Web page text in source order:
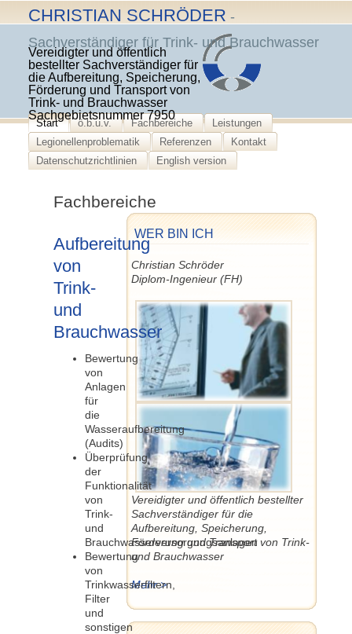
to
content
CHRISTIAN SCHRÖDER -
Sachverständiger für Trink- und Brauchwasser
Vereidigter und öffentlich
bestellter Sachverständiger für
die Aufbereitung, Speicherung,
Förderung und Transport von
Trink- und Brauchwasser
Sachgebietsnummer 7950
Start ö.b.u.v. Fachbereiche
Leistungen
Legionellenproblematik
Referenzen
Kontakt
Datenschutzrichtlinien
English version
WER BIN ICH
Christian Schröder
Diplom-Ingenieur (FH)
Vereidigter und öffentlich bestellter
Sachverständiger für die
Aufbereitung, Speicherung,
Förderung und Transport von Trink-
und Brauchwasser
Mehr >
Fachbereiche
Aufbereitung
von
Trink-
und
Brauchwasser
Bewertung
von
Anlagen
für
die
Wasseraufbereitung
(Audits)
Überprüfung
der
Funktionalität
von
Trink-
und
Brauchwasserversorgungsanlagen
Bewertung
von
Trinkwasserfiltern,
Filter
und
sonstigen